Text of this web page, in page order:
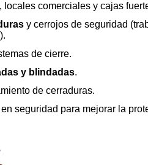
comerciales y cajas
y cerrojos de seguridad
de cierre.
y blindadas.
de cerraduras.
seguridad para mejorar la